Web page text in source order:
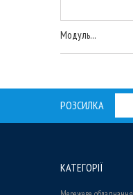
Модуль...
РОЗСИЛКА
КАТЕГОРІЇ